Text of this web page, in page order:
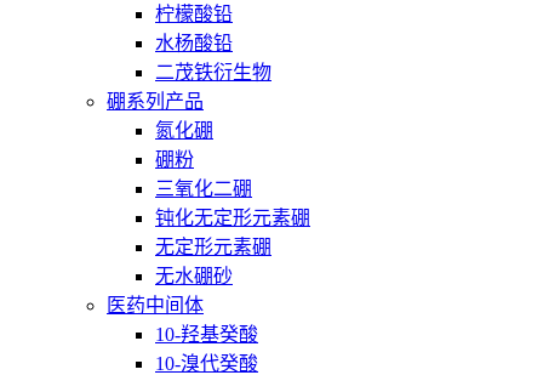
柠檬酸铅
水杨酸铅
二茂铁衍生物
硼系列产品
氮化硼
硼粉
三氧化二硼
钝化无定形元素硼
无定形元素硼
无水硼砂
医药中间体
10-羟基癸酸
10-溴代癸酸